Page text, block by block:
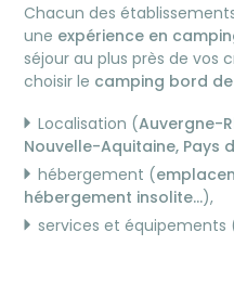
mer l’eau
Chacun des
une expérience en
séjour au plus près de vos
choisir le camping bord
Localisation (Auvergne-
Nouvelle-Aquitaine, Pays
hébergement (
hébergement insolite…),
services et équipements